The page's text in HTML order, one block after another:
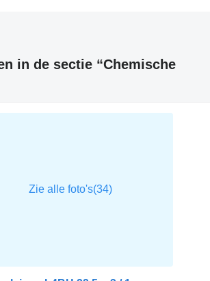
in de sectie “Chemische